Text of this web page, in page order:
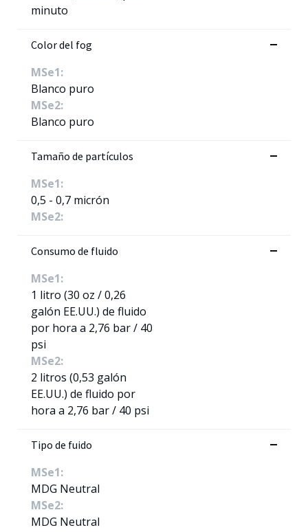
minuto
Color del fog
MSe1:
Blanco puro
MSe2:
Blanco puro
Tamaño de partículos
MSe1:
0,5 - 0,7 micrón
MSe2:
Consumo de fluido
MSe1:
1 litro (30 oz / 0,26
galón EE.UU.) de fluido
por hora a 2,76 bar / 40
psi
MSe2:
2 litros (0,53 galón
EE.UU.) de fluido por
hora a 2,76 bar / 40 psi
Tipo de fuido
MSe1:
MDG Neutral
MSe2:
MDG Neutral